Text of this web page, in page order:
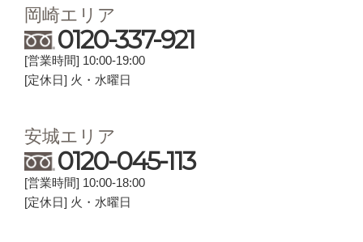
岡崎エリア
0120-337-921
[営業時間] 10:00-19:00
[定休日] 火・水曜日
安城エリア
0120-045-113
[営業時間] 10:00-18:00
[定休日] 火・水曜日